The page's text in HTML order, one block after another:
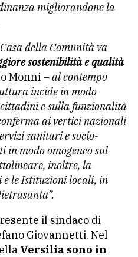
migliorandone la
della Comunità va
sostenibilità e qualità
Monni – al contempo
incide in modo
cittadini e sulla funzionalità
ai vertici nazionali
sanitari e socio-
modo omogeneo sul
inoltre, la
e le Istituzioni locali, in
il sindaco di
Giovannetti. Nel
Versilia sono in